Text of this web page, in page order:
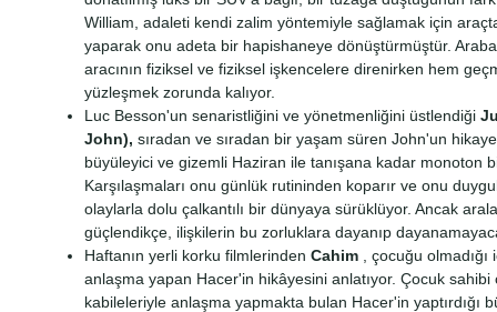
William, adaleti kendi zalim yöntemiyle sağlamak için
yaparak onu adeta bir hapishaneye dönüştürmüştür.
aracının fiziksel ve fiziksel işkencelere direnirken hem
yüzleşmek zorunda kalıyor.
Luc Besson'un senaristliğini ve yönetmenliğini üstlendiği
John), sıradan ve sıradan bir yaşam süren John'un
büyüleyici ve gizemli Haziran ile tanışana kadar monoton
Karşılaşmaları onu günlük rutininden koparır ve onu
olaylarla dolu çalkantılı bir dünyaya sürüklüyor. Ancak
güçlendikçe, ilişkilerin bu zorluklara dayanıp
Haftanın yerli korku filmlerinden Cahim , çocuğu
anlaşma yapan Hacer'in hikâyesini anlatıyor. Çocuk sahibi
kabileleriyle anlaşma yapmakta bulan Hacer'in yaptırdığı